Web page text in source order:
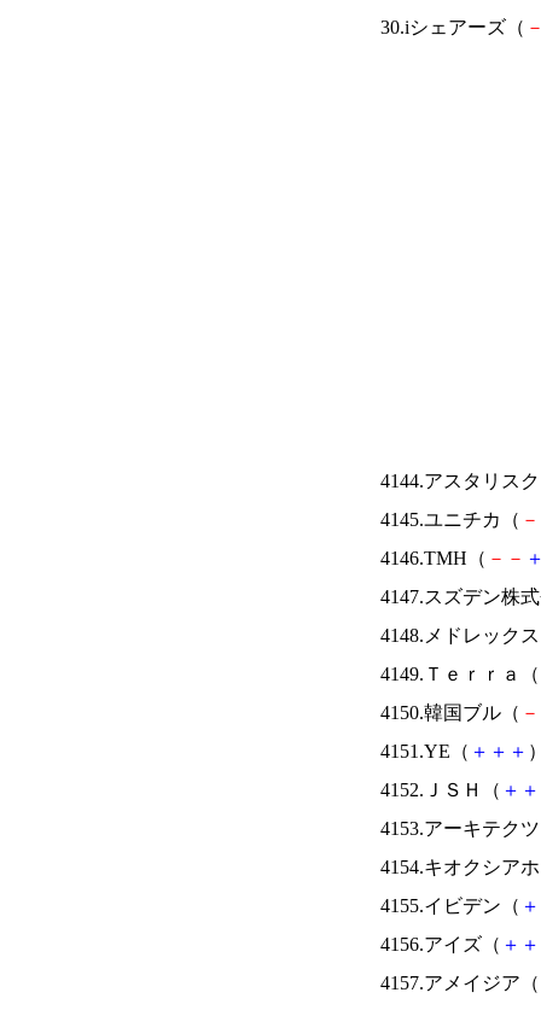
30.iシェアーズ（
4144.アスタリス
4145.ユニチカ（ －
4146.TMH（ － －
4147.スズデン株
4148.メドレック
4149.Ｔｅｒｒａ（
4150.韓国ブル（ －
4151.YE（ ＋ ＋ ＋
4152.ＪＳＨ（ ＋ ＋
4153.アーキテク
4154.キオクシア
4155.イビデン（ ＋
4156.アイズ（ ＋ ＋
4157.アメイジア（